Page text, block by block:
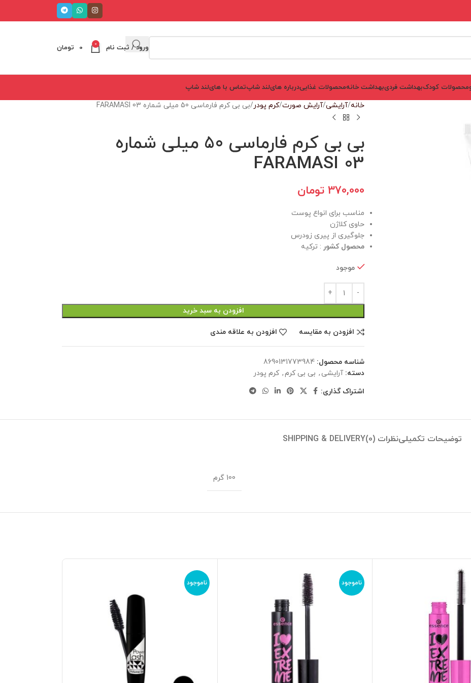
ورود / ثبت نام 0
0 تومان
محصولات کودکبهداشت فردیبهداشت خانهمحصولات غذاییدرباره های‌لند شاپتماس با های‌لند شاپ
خانه آرایشی آرایش صورت کرم پودر بی بی کرم فارماسی 50 میلی شماره FARAMASI 03
بی بی کرم فارماسی 50 میلی شماره
FARAMASI 03
370,000 تومان
مناسب برای انواع پوست
حاوی کلاژن
جلوگیری از پیری زودرس
محصول کشور : ترکیه
موجود
افزودن به سبد خرید
افزودن به مقایسه افزودن به علاقه مندی
شناسه محصول: 8690131773984
دسته: آرایشی , بی بی کرم, کرم پودر
اشتراک گذاری:
توضیحات تکمیلینظرات (0) SHIPPING & DELIVERY
100 گرم
ناموجود ناموجود